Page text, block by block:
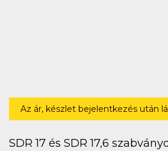
Az ár, készlet bejelentkezés után
SDR 17 és SDR 17,6